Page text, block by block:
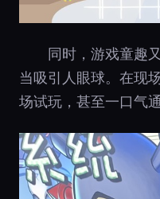
同时，游戏童趣
当吸引人眼球。在现
场试玩，甚至一口气